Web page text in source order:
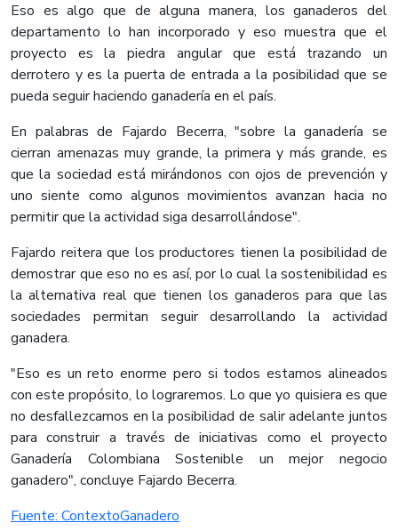
Eso es algo que de alguna manera, los ganaderos del
departamento lo han incorporado y eso muestra que el
proyecto es la piedra angular que está trazando un
derrotero y es la puerta de entrada a la posibilidad que se
pueda seguir haciendo ganadería en el país.
En palabras de Fajardo Becerra, "sobre la ganadería se
cierran amenazas muy grande, la primera y más grande, es
que la sociedad está mirándonos con ojos de prevención y
uno siente como algunos movimientos avanzan hacia no
permitir que la actividad siga desarrollándose".
Fajardo reitera que los productores tienen la posibilidad de
demostrar que eso no es así, por lo cual la sostenibilidad es
la alternativa real que tienen los ganaderos para que las
sociedades permitan seguir desarrollando la actividad
ganadera.
"Eso es un reto enorme pero si todos estamos alineados
con este propósito, lo lograremos. Lo que yo quisiera es que
no desfallezcamos en la posibilidad de salir adelante juntos
para construir a través de iniciativas como el proyecto
Ganadería Colombiana Sostenible un mejor negocio
ganadero", concluye Fajardo Becerra.
Fuente: ContextoGanadero